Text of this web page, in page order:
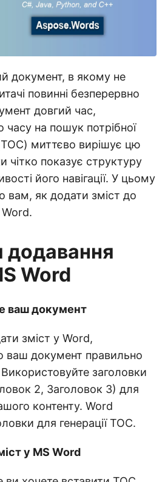
документ, в якому не
повинні безперервно
довгий час,
часу на пошук потрібної
миттєво вирішує цю
чітко показує структуру
його навігації. У цьому
вам, як додати зміст до
додавання
Word
ваш документ
зміст у Word,
ваш документ правильно
заголовки
2, Заголовок 3) для
контенту. Word
для генерації TOC.
у MS Word